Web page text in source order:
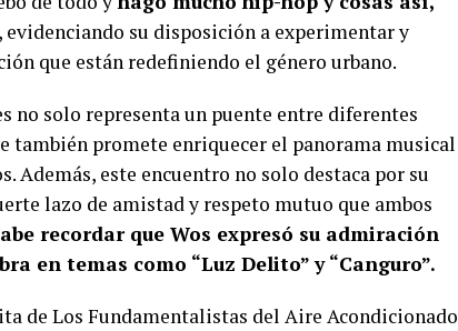
evidenciando su disposición a experimentar y
que están redefiniendo el género urbano.
no solo representa un puente entre diferentes
también promete enriquecer el panorama musical
Además, este encuentro no solo destaca por su
lazo de amistad y respeto mutuo que ambos
recordar que Wos expresó su admiración
en temas como “Luz Delito” y “Canguro”.
de Los Fundamentalistas del Aire Acondicionado